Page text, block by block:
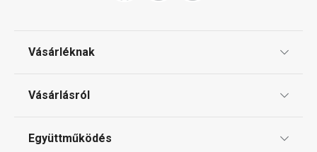
Vásárléknak
Gyakori kérdések
Vásárlásról
Együttműködés